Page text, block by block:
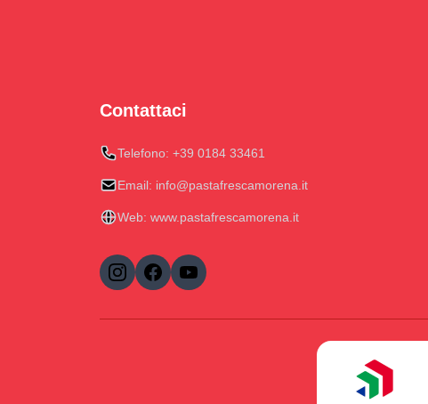
Contattaci
Telefono: +39 0184 33461
Email: info@pastafrescamorena.it
Web: www.pastafrescamorena.it